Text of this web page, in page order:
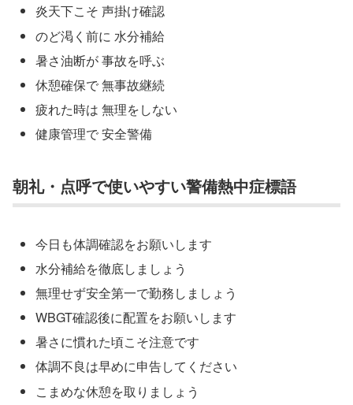
炎天下こそ 声掛け確認
のど渇く前に 水分補給
暑さ油断が 事故を呼ぶ
休憩確保で 無事故継続
疲れた時は 無理をしない
健康管理で 安全警備
朝礼・点呼で使いやすい警備熱中症標語
今日も体調確認をお願いします
水分補給を徹底しましょう
無理せず安全第一で勤務しましょう
WBGT確認後に配置をお願いします
暑さに慣れた頃こそ注意です
体調不良は早めに申告してください
こまめな休憩を取りましょう